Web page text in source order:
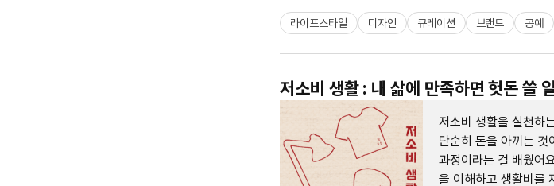
라이프스타일 디자인 큐레이션 브랜드 공예
저소비 생활 : 내 삶에 만족하면 헛돈 쓸
저소비 생활을 실천하
단순히 돈을 아끼는 것
과정이라는 걸 배웠어
을 이해하고 생활비를